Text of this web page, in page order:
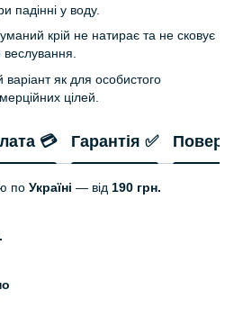
падінні у воду.
крій не натирає та не сковує
веслування.
варіант як для особистого
цілей.
💳 Гарантія ✅
по Україні — від 190 грн.